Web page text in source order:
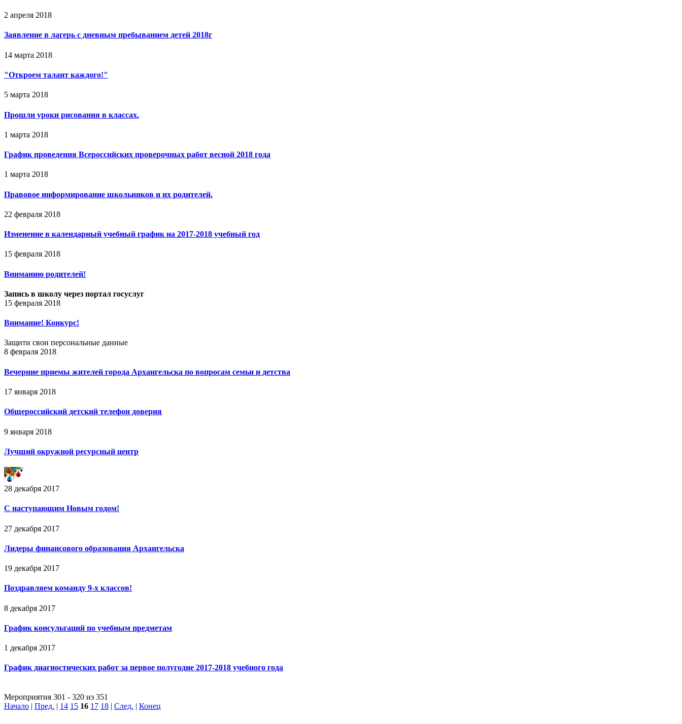
2 апреля 2018
Заявление в лагерь с дневным пребыванием детей 2018г
14 марта 2018
"Откроем талант каждого!"
5 марта 2018
Прошли уроки рисования в классах.
1 марта 2018
График проведения Всероссийских проверочных работ весной 2018 года
1 марта 2018
Правовое информирование школьников и их родителей.
22 февраля 2018
Изменение в календарный учебный график на 2017-2018 учебный год
15 февраля 2018
Вниманию родителей!
Запись в школу через портал госуслуг
15 февраля 2018
Внимание! Конкурс!
Защити свои персональные данные
8 февраля 2018
Вечерние приемы жителей города Архангельска по вопросам семьи и детства
17 января 2018
Общероссийский детский телефон доверия
9 января 2018
Лучший окружной ресурсный центр
28 декабря 2017
С наступающим Новым годом!
27 декабря 2017
Лидеры финансового образования Архангельска
19 декабря 2017
Поздравляем команду 9-х классов!
8 декабря 2017
График консультаций по учебным предметам
1 декабря 2017
График диагностических работ за первое полугодие 2017-2018 учебного года
Мероприятия 301 - 320 из 351
Начало | Пред. | 14 15 16 17 18 | След. | Конец